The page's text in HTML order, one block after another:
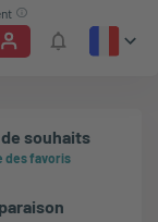
souhaits
des favoris